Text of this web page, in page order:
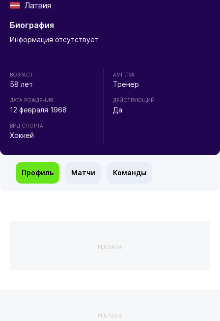
Латвия
Биография
Информация отсутствует
ВОЗРАСТ
58 лет
ДАТА РОЖДЕНИЯ
12 февраля 1968
ВИД СПОРТА
Хоккей
АМПЛУА
Тренер
ДЕЙСТВУЮЩИЙ
Да
Профиль Матчи Команды
РЕКЛАМА
РЕКЛАМА